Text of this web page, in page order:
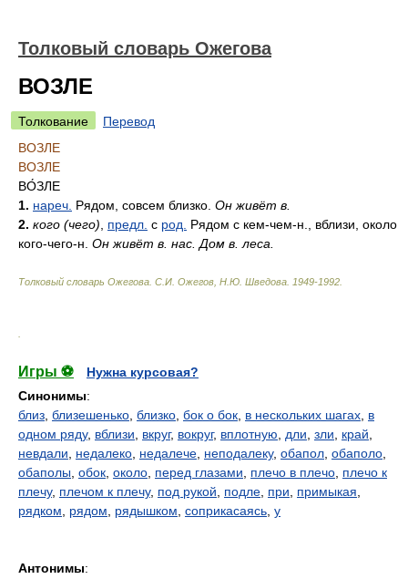
Толковый словарь Ожегова
ВОЗЛЕ
Толкование
Перевод
ВОЗЛЕ
ВОЗЛЕ
ВО́ЗЛЕ
1. нареч. Рядом, совсем близко. Он живёт в.
2. кого (чего) предл. с род.
Рядом с кем-чем-н., вблизи, около
кого-чего-н. Он живёт в. нас. Дом в. леса.
Толковый словарь Ожегова С.И. Ожегов, Н.Ю. Шведова. 1949-1992
Игры ⚽
Нужна курсовая?
Синонимы:
близ близешенько близко бок о бок в нескольких шагах в
одном ряду, вблизи вкруг, вокруг, вплотную дли зли край
невдали
недалеко недалече неподалеку, обапол обаполо
обаполы обок около перед глазами плечо в плечо плечо к
плечу, плечом к плечу, под рукой подле при примыкая
рядком
рядом рядышком соприкасаясь у
Антонимы: